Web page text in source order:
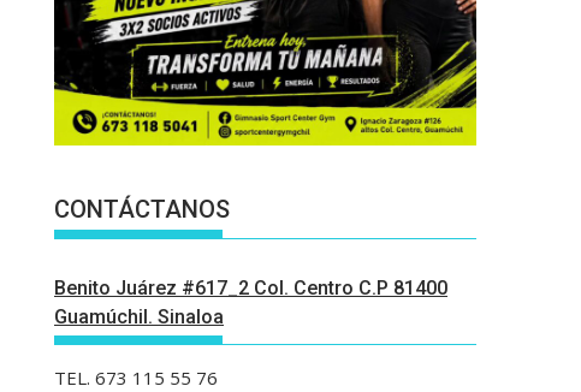
CONTÁCTANOS
Benito Juárez #617_2 Col. Centro C.P 81400
Guamúchil. Sinaloa
TEL. 673 115 55 76